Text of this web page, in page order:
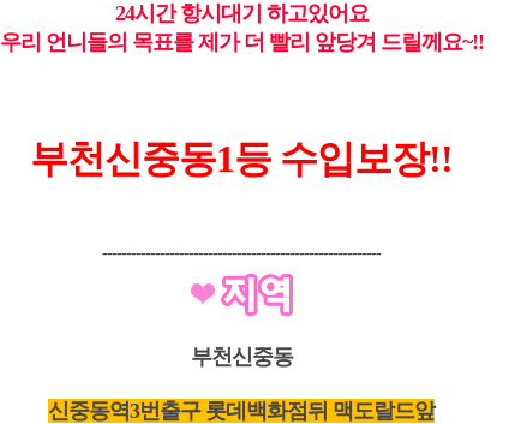
24시간 항시대기 하고있어요
우리 언니들의 목표를 제가 더 빨리 앞당겨 드릴께요~!!
부천신중동1등 수입보장!!
----------------------------------------------------------
부천신중동
신중동역3번출구 롯데백화점뒤 맥도랄드앞